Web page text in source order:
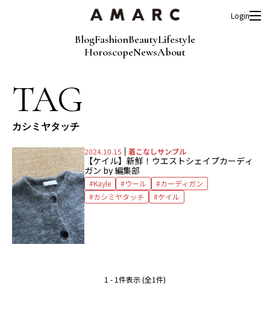
BlogFashionBeautyLifestyle
HoroscopeNewsAbout
Login
TAG
カシミヤタッチ
2024.10.15 着こなしサンプル
【ケイル】新鮮！ウエストシェイプカーディ
ガン by 編集部
Kayle ウール
カーディガン
カシミヤタッチ
ケイル
1 - 1件表示 (全1件)